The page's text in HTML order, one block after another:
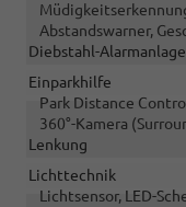
Abstandswarner,
Diebstahl-Alarmanlage
Einparkhilfe
Park Distance
360°-Kamera
Lenkung
Lichttechnik
Lichtsensor, LED-